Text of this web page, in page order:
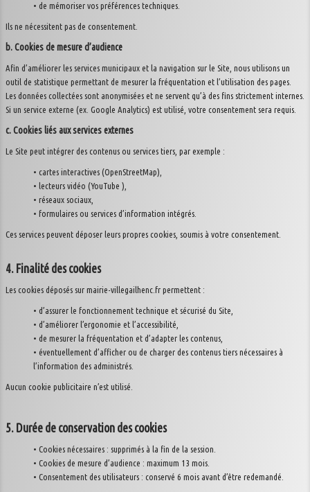
• de mémoriser vos préférences techniques.
Ils ne nécessitent pas de consentement.
b. Cookies de mesure d’audience
Afin d’améliorer les services municipaux et la navigation sur le Site, nous utilisons un
outil de statistique permettant de mesurer la fréquentation et l’utilisation des pages.
Les données collectées sont anonymisées et ne servent qu’à des fins strictement internes.
Si un service externe (ex. Google Analytics) est utilisé, votre consentement sera requis.
c. Cookies liés aux services externes
Le Site peut intégrer des contenus ou services tiers, par exemple :
• cartes interactives (OpenStreetMap),
• lecteurs vidéo (YouTube ),
• réseaux sociaux,
• formulaires ou services d’information intégrés.
Ces services peuvent déposer leurs propres cookies, soumis à votre consentement.
4. Finalité des cookies
Les cookies déposés sur mairie-villegailhenc.fr permettent :
• d’assurer le fonctionnement technique et sécurisé du Site,
• d’améliorer l’ergonomie et l’accessibilité,
• de mesurer la fréquentation et d’adapter les contenus,
• éventuellement d’afficher ou de charger des contenus tiers nécessaires à
l’information des administrés.
Aucun cookie publicitaire n’est utilisé.
5. Durée de conservation des cookies
• Cookies nécessaires : supprimés à la fin de la session.
• Cookies de mesure d’audience : maximum 13 mois.
• Consentement des utilisateurs : conservé 6 mois avant d’être redemandé.